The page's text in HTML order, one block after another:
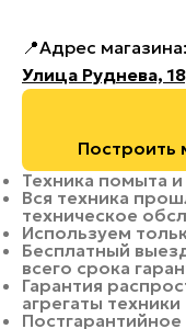
📍Адрес магазина:
Улица Руднева,
Построить
Техника помыта
Вся техника
техническое
Используем
Бесплатный
всего срока
Гарантия
агрегаты техники